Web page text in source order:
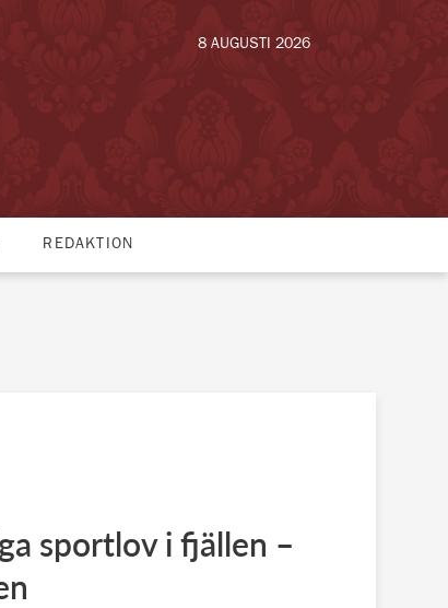
8 AUGUSTI 2026
REDAKTION
sportlov i fjällen –